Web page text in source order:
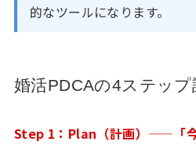
的なツールになります。
婚活PDCAの4ステップ
Step 1：Plan（計画）——「